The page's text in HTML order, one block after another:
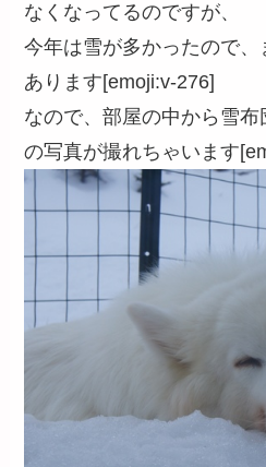
なくなってるのですが、
今年は雪が多かったので
あります[emoji:v-276]
なので、部屋の中から雪
の写真が撮れちゃいます